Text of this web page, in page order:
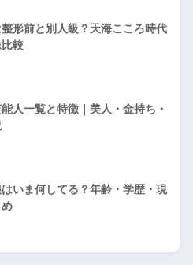
形前と別人級？天海こころ時代
較
人一覧と特徴｜美人・金持ち・
いま何してる？年齢・学歴・現